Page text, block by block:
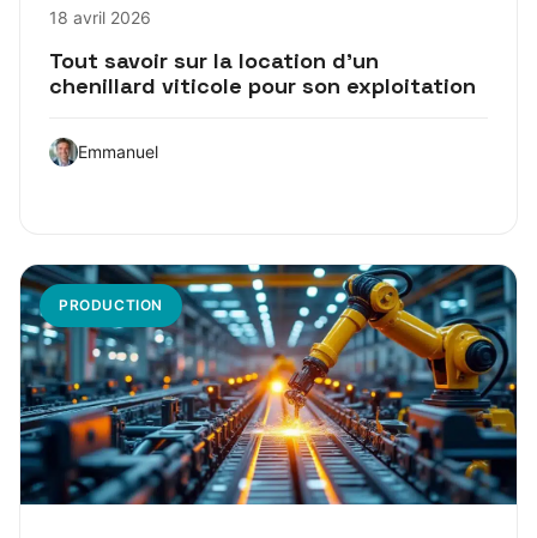
18 avril 2026
Tout savoir sur la location d’un
chenillard viticole pour son exploitation
Emmanuel
PRODUCTION